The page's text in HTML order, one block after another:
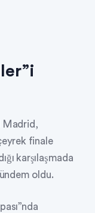
Madrid,
finale
karşılaşmada
oldu.